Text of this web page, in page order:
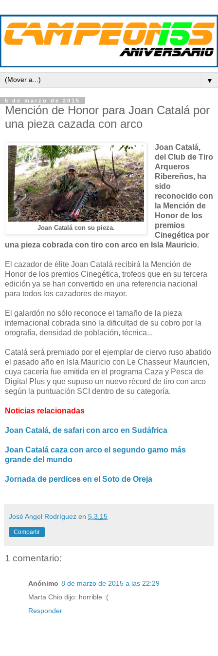
▼
5 de marzo de 2015
Mención de Honor para Joan Catalá por
una pieza cazada con arco
Joan Catalá con su pieza.
Joan Catalá,
del Club de Tiro
Arqueros
Ribereños, ha
sido
reconocido con
la Mención de
Honor de los
premios
Cinegética por
una pieza cobrada con tiro con arco en Isla Mauricio.
El cazador de élite Joan Catalá recibirá la Mención de
Honor de los premios Cinegética, trofeos que en su tercera
edición ya se han convertido en una referencia nacional
para todos los cazadores de mayor.
El galardón no sólo reconoce el tamaño de la pieza
internacional cobrada sino la dificultad de su cobro por la
orografía, densidad de población, técnica...
Catalá será premiado por el ejemplar de ciervo ruso abatido
el pasado año en Isla Mauricio con Le Chasseur Mauricien,
cuya cacería fue emitida en el programa Caza y Pesca de
Digital Plus y que supuso un nuevo récord de tiro con arco
según la puntuación SCI dentro de su categoría.
Noticias relacionadas
Joan Catalá, de safari con arco en Sudáfrica
Joan Catalá caza con arco el segundo gamo más
grande del mundo
Jornada de perdices en el Soto de Oreja
José Angel Rodríguez en 5.3.15
Compartir
1 comentario:
Anónimo 8 de marzo de 2015 a las 22:29
Marta Chio dijo: horrible :(
Responder